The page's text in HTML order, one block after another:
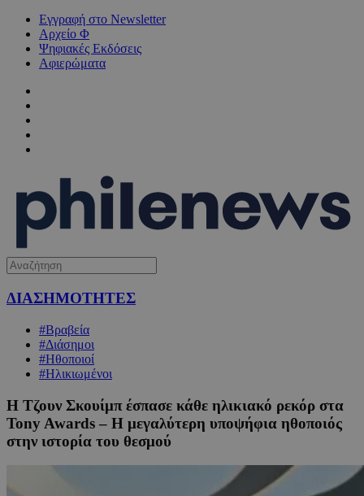
Εγγραφή στο Newsletter
Αρχείο Φ
Ψηφιακές Εκδόσεις
Αφιερώματα
ΔΙΑΣΗΜΟΤΗΤΕΣ
#Βραβεία
#Διάσημοι
#Ηθοποιοί
#Ηλικιωμένοι
Η Τζουν Σκουίμπ έσπασε κάθε ηλικιακό ρεκόρ στα
Tony Awards – Η μεγαλύτερη υποψήφια ηθοποιός
στην ιστορία του θεσμού